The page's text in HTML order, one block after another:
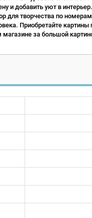
и добавить уют в
творчества по
Приобретайте
за большой